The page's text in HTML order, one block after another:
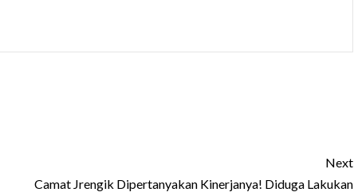
Next
Camat Jrengik Dipertanyakan Kinerjanya! Diduga Lakukan